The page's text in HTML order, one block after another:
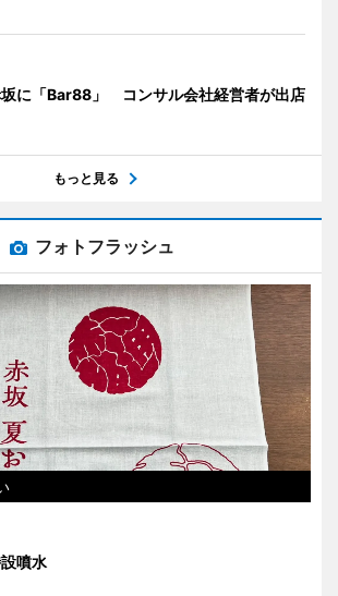
に「Bar88」 コンサル会社経営者が出店
もっと見る
フォトフラッシュ
噴水